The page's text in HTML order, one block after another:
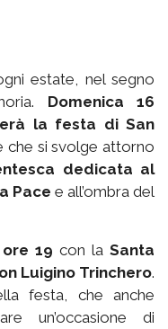
estate, nel segno
Domenica 16
la festa di San
che si svolge attorno
dedicata al
Pace e all’ombra del
ore 19 con laSanta
Luigino Trinchero.
festa, che anche
un’occasione di